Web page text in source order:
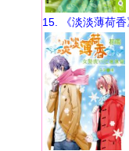
15. 《淡淡薄荷香